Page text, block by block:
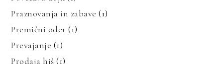
Praznovanja in zabave (1)
Premični oder (1)
Prevajanje (1)
Prodaja hiš (1)